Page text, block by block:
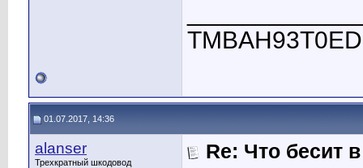
01.07.2017, 14:36
alanser
Трехкратный шкодовод Re: Что бесит